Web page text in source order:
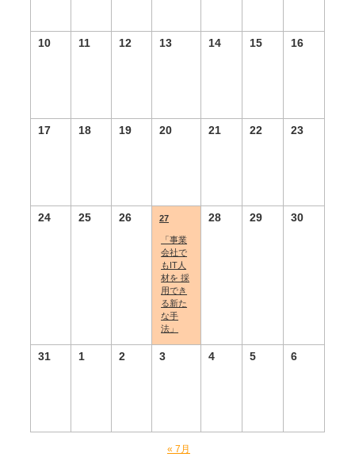
N
g
10 11 12 13 14 15 16
17 18 19 20 21 22 23
24 25 26 27
「事業
会社で
もIT人
材を 採
用でき
る新た
な手
法」
28 29 30
31 1 2 3 4 5 6
« 7月